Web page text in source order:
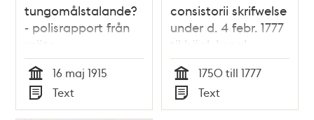
tungomålstalande?
- polisrapport från
möte
Tid
16 maj 1915
Typ
Text
consistorii skrifwelse
under d. 4 febr. 1777
til högl. kongl.
cancellie collegium,
om den heliga
skrifts gudlösa
missbruk, uti en bok
Tid
1750 till 1777
Typ
Text